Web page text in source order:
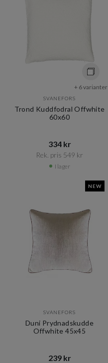
+ 6 varianter
SVANEFORS
Trond Kuddfodral Offwhite
60x60
334 kr​​
Rek. pris 549 kr​​
I lager
NEW
SVANEFORS
Duni Prydnadskudde
Offwhite 45x45
239 kr​​